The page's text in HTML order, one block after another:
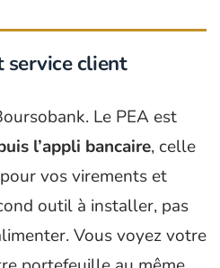
client
Le PEA est
l’appli bancaire, celle
vos virements et
outil à installer, pas
Vous voyez votre